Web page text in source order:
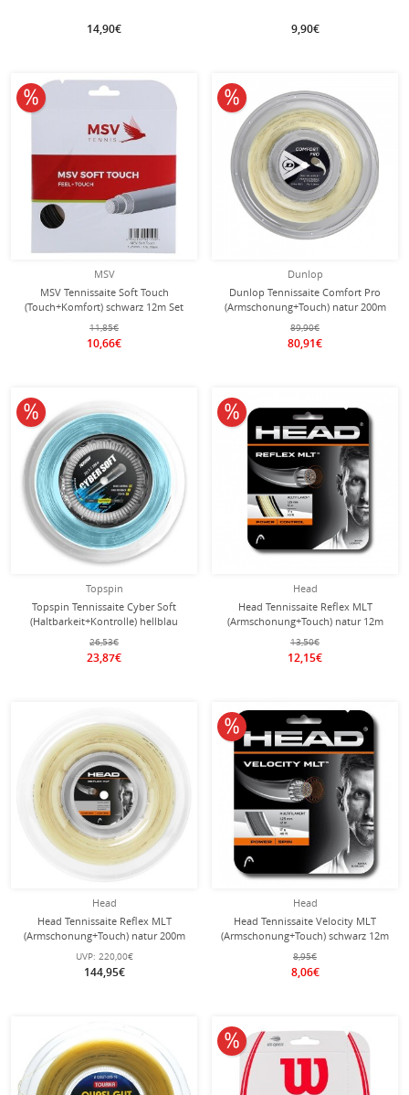
14,90€ 9,90€
MSV
MSV Tennissaite Soft Touch
(Touch+Komfort) schwarz 12m Set
11,85€
10,66€
10% reduziert
Dunlop
Dunlop Tennissaite Comfort Pro
(Armschonung+Touch) natur 200m
Rolle
89,90€
80,91€
10% reduziert
Topspin
Topspin Tennissaite Cyber Soft
(Haltbarkeit+Kontrolle) hellblau
110m Rolle
26,53€
23,87€
10% reduziert
Head
Head Tennissaite Reflex MLT
(Armschonung+Touch) natur 12m
Set
13,50€
12,15€
10% reduziert
Head
Head Tennissaite Reflex MLT
(Armschonung+Touch) natur 200m
Rolle
UVP: 220,00€
144,95€
Head
Head Tennissaite Velocity MLT
(Armschonung+Touch) schwarz 12m
Set
8,95€
8,06€
10% reduziert
10% reduziert